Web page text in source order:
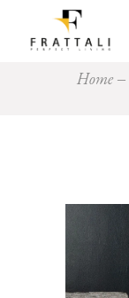
Home